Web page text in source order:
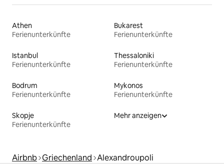
Athen
Ferienunterkünfte
Bukarest
Ferienunterkünfte
Istanbul
Ferienunterkünfte
Thessaloniki
Ferienunterkünfte
Bodrum
Ferienunterkünfte
Mykonos
Ferienunterkünfte
Skopje
Ferienunterkünfte
Mehr anzeigen
Airbnb Griechenland Alexandroupoli